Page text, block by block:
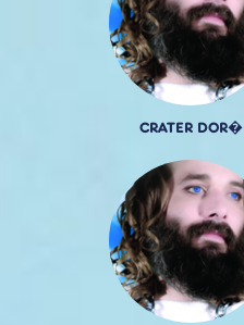
CRATER DOR�